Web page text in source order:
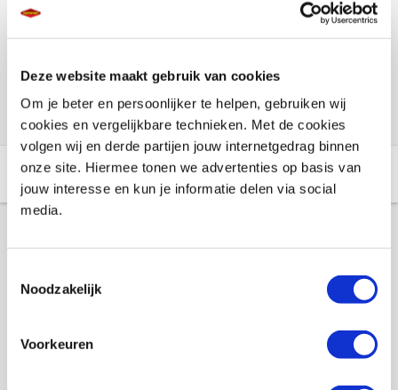
Deze website maakt gebruik van cookies
Om je beter en persoonlijker te helpen, gebruiken wij
cookies en vergelijkbare technieken. Met de cookies
volgen wij en derde partijen jouw internetgedrag binnen
onze site. Hiermee tonen we advertenties op basis van
jouw interesse en kun je informatie delen via social
media.
Noodzakelijk
Voorkeuren
Voorraad vestigingen
Check de voorraad eenvoudig en snel online
Aanvullende informatie Winkelvoorraad
Aanvullende informatie
Gewicht